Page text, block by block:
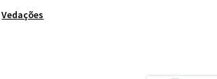
Vedações